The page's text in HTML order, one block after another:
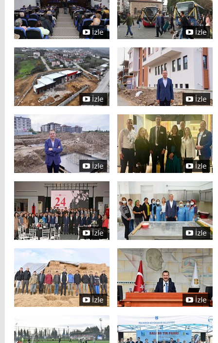
İzle İzle
İzle İzle
İzle İzle
İzle İzle
İzle İzle